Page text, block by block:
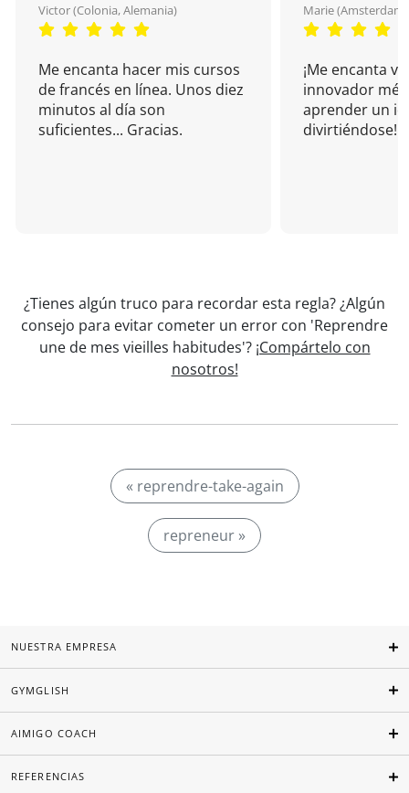
Victor (Colonia, Alemania)
Me encanta hacer mis cursos
de francés en línea. Unos diez
minutos al día son
suficientes... Gracias.
Marie (Amsterdam,
¡Me encanta
innovador
aprender un
divirtiéndose!
¿Tienes algún truco para recordar esta regla? ¿Algún
consejo para evitar cometer un error con 'Reprendre
une de mes vieilles habitudes'? ¡Compártelo con
nosotros!
« reprendre-take-again
repreneur »
NUESTRA EMPRESA
GYMGLISH
AIMIGO COACH
REFERENCIAS